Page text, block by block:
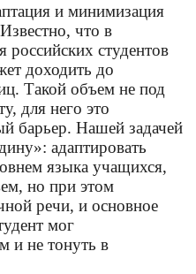
и минимизация
что в
студентов
доходить до
Такой объем не под
для него это
барьер. Нашей задачей
адаптировать
языка учащихся,
но при этом
речи, и основное
мог
и не тонуть в